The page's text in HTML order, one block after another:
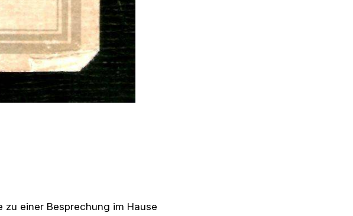
einer Besprechung im Hause